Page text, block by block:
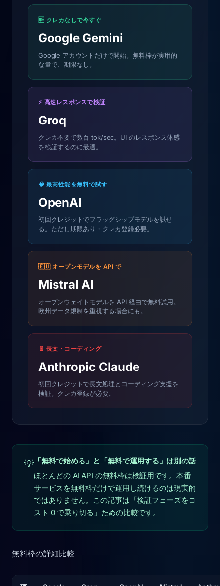
🆓 クレカなしで今すぐ
Google Gemini
Google アカウントだけで開始。無料枠が実用的
な量で、期限なし。
⚡ 高速レスポンスで検証
Groq
クレカ不要で数百 tok/sec。UI のレスポンス体感
を検証するのに最適。
🧠 最高性能を無料で試す
OpenAI
初回クレジットでフラッグシップモデルを試せ
る。ただし期限あり・クレカ登録必要。
🇪🇺 オープンモデルを API で
Mistral AI
オープンウェイトモデルを API 経由で無料試用。
欧州データ規制を重視する場合にも。
📄 長文・コーディング
Anthropic Claude
初回クレジットで長文処理とコーディング支援を
検証。クレカ登録が必要。
💡 「無料で始める」と「無料で運用する」は別の話
ほとんどの AI API の無料枠は検証用です。本番
サービスを無料枠だけで運用し続けるのは現実的
ではありません。この記事は「検証フェーズをコ
スト 0 で乗り切る」ための比較です。
無料枠の詳細比較